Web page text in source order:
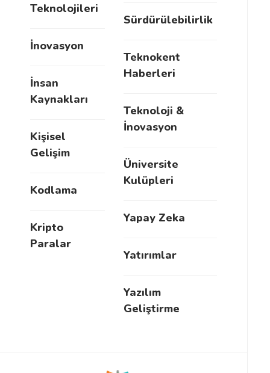
Teknolojileri
İnovasyon
İnsan
Kaynakları
Kişisel
Gelişim
Kodlama
Kripto
Paralar
Sürdürülebilirlik
Teknokent
Haberleri
Teknoloji &
İnovasyon
Üniversite
Kulüpleri
Yapay Zeka
Yatırımlar
Yazılım
Geliştirme